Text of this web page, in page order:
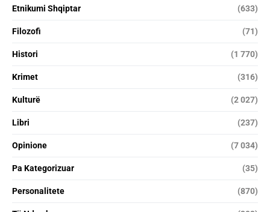
Etnikumi Shqiptar (633)
Filozofi (71)
Histori (1 770)
Krimet (316)
Kulturë (2 027)
Libri (237)
Opinione (7 034)
Pa Kategorizuar (35)
Personalitete (870)